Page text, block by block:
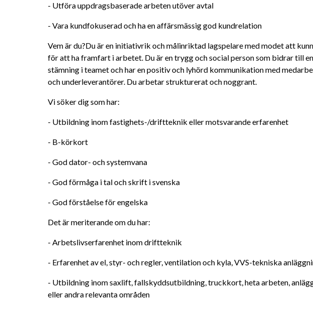
- Utföra uppdragsbaserade arbeten utöver avtal
- Vara kundfokuserad och ha en affärsmässig god kundrelation
Vem är du?Du är en initiativrik och målinriktad lagspelare med modet att
för att ha framfart i arbetet. Du är en trygg och social person som bidrar till
stämning i teamet och har en positiv och lyhörd kommunikation med
och underleverantörer. Du arbetar strukturerat och noggrant.
Vi söker dig som har:
- Utbildning inom fastighets-/driftteknik eller motsvarande erfarenhet
- B-körkort
- God dator- och systemvana
- God förmåga i tal och skrift i svenska
- God förståelse för engelska
Det är meriterande om du har:
- Arbetslivserfarenhet inom driftteknik
- Erfarenhet av el, styr- och regler, ventilation och kyla, VVS-tekniska
- Utbildning inom saxlift, fallskyddsutbildning, truckkort, heta arbeten,
eller andra relevanta områden